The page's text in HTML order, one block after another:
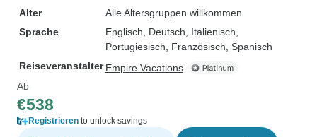
Alter
Alle Altersgruppen willkommen
Sprache
Englisch, Deutsch, Italienisch,
Portugiesisch, Französisch, Spanisch
Reiseveranstalter Empire Vacations
Ab
€538
Registrieren to unlock savings